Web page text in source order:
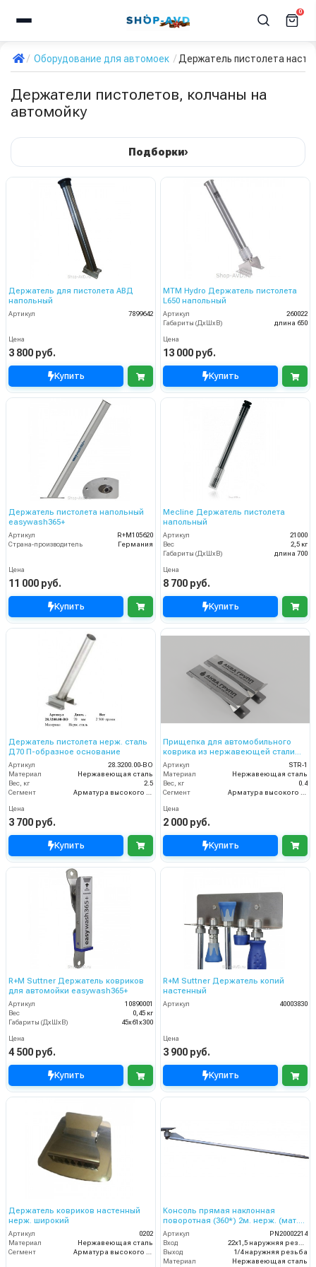
0
Оборудование для автомоек Держатель пистолета
Держатели пистолетов, колчаны на
автомойку
Подборки›
Держатель для пистолета АВД
напольный
Артикул 7899642
Цена
3 800 руб.
Купить
MTM Hydro Держатель пистолета
L650 напольный
Артикул
260022
Габариты (ДхШхВ)
длина 650
Цена
13 000 руб.
Купить
Держатель пистолета напольный
easywash365+
Артикул
R+M105620
Страна-производитель
Германия
Цена
11 000 руб.
Купить
Mecline Держатель пистолета
напольный
Артикул
21000
Вес
2,5 кг
Габариты (ДхШхВ)
длина 700
Цена
8 700 руб.
Купить
Держатель пистолета нерж. сталь
Д70 П-образное основание
Артикул
28.3200.00-ВО
Материал
Нержавеющая сталь
Вес, кг
2.5
Сегмент
Цена
3 700 руб.
Купить
Прищепка для автомобильного
коврика из нержавеющей стали
AISI 430
Артикул
STR-1
Материал
Нержавеющая сталь
Вес, кг
0.4
Сегмент
Цена
2 000 руб.
Купить
R+M Suttner Держатель ковриков
для автомойки easywash365+
Артикул
10890001
Вес
0,45 кг
Габариты (ДхШхВ)
45х61х300
Цена
4 500 руб.
Купить
R+M Suttner Держатель копий
настенный
Артикул 40003830
Цена
3 900 руб.
Купить
Держатель ковриков настенный
нерж. широкий
Артикул
0202
Материал
Нержавеющая сталь
Сегмент
Арматура высокого давления
Консоль прямая наклонная
поворотная (360*) 2м. нерж. (мат.)
вход 22*1,5 ш.( сбоку) выход 1/4 ш.
Артикул
PN20002214
Вход
22х1,5 наружняя резьба
Выход
1/4 наружняя резьба
Материал
Нержавеющая сталь